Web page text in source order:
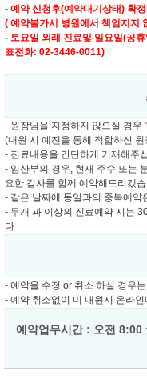
- 예약 신청후(예약대기상태) 확
( 예약불가시 병원에서 책임지지
- 토요일 외래 진료및 일요일(공
표전화: 02-3446-0011)
- 원장님을 지정하지 않으실 경우
(내원 시 예진을 통해 적합하신
- 진료내용을 간단하게 기재해주
- 임산부의 경우, 현재 주수 또는
요한 검사를 함께 예약해드리겠
- 같은 날짜에 동일과의 중복예약
- 두개 과 이상의 진료예약 시는
다.
- 예약을 수정 or 취소 하실 경우
- 예약 취소없이 미 내원시 온라
예약업무시간 : 오전